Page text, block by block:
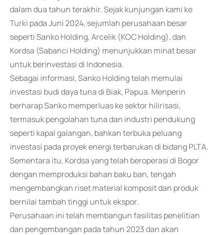
dalam dua tahun terakhir. Sejak kunjungan kami ke
Turki pada Juni 2024, sejumlah perusahaan besar
seperti Sanko Holding, Arcelik (KOC Holding), dan
Kordsa (Sabanci Holding) menunjukkan minat besar
untuk berinvestasi di Indonesia.
Sebagai informasi, Sanko Holding telah memulai
investasi budi daya tuna di Biak, Papua. Menperin
berharap Sanko memperluas ke sektor hilirisasi,
termasuk pengolahan tuna dan industri pendukung
seperti kapal galangan, bahkan terbuka peluang
investasi pada proyek energi terbarukan di bidang PLTA.
Sementara itu, Kordsa yang telah beroperasi di Bogor
dengan memproduksi bahan baku ban, tengah
mengembangkan riset material komposit dan produk
bernilai tambah tinggi untuk ekspor.
Perusahaan ini telah membangun fasilitas penelitian
dan pengembangan pada tahun 2023 dan akan